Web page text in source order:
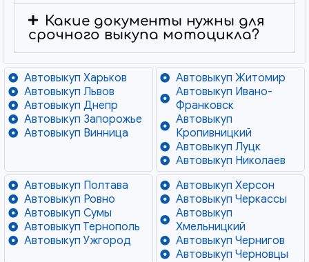
Какие документы нужны для
срочного выкупа мотоцикла?
Автовыкуп Харьков
Автовыкуп Львов
Автовыкуп Днепр
Автовыкуп Запорожье
Автовыкуп Винница
Автовыкуп Житомир
Автовыкуп Ивано-
Франковск
Автовыкуп
Кропивницкий
Автовыкуп Луцк
Автовыкуп Николаев
Автовыкуп Полтава
Автовыкуп Ровно
Автовыкуп Сумы
Автовыкуп Тернополь
Автовыкуп Ужгород
Автовыкуп Херсон
Автовыкуп Черкассы
Автовыкуп
Хмельницкий
Автовыкуп Чернигов
Автовыкуп Черновцы